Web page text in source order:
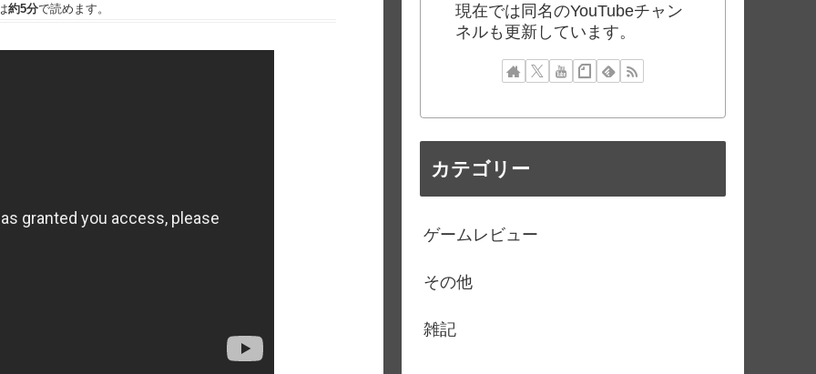
約5分で読めます。
現在では同名のYouTubeチャン
ネルも更新しています。
カテゴリー
ゲームレビュー
その他
雑記